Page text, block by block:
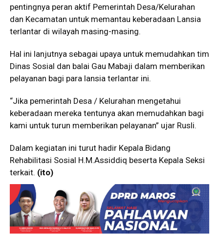
pentingnya peran aktif Pemerintah Desa/Kelurahan
dan Kecamatan untuk memantau keberadaan Lansia
terlantar di wilayah masing-masing.
Hal ini lanjutnya sebagai upaya untuk memudahkan tim
Dinas Sosial dan balai Gau Mabaji dalam memberikan
pelayanan bagi para lansia terlantar ini.
“Jika pemerintah Desa / Kelurahan mengetahui
keberadaan mereka tentunya akan memudahkan bagi
kami untuk turun memberikan pelayanan” ujar Rusli.
Dalam kegiatan ini turut hadir Kepala Bidang
Rehabilitasi Sosial H.M.Assiddiq beserta Kepala Seksi
terkait. (ito)